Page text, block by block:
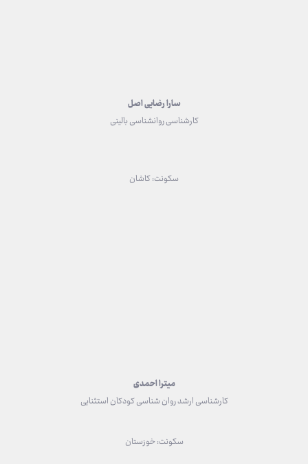
سارا رضایی اصل
کارشناسی روانشناسی بالینی
سکونت: کاشان
میترا احمدی
کارشناسی ارشد روان شناسی کودکان استثنایی
سکونت: خوزستان